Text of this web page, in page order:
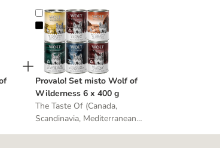
Monoprotein "Fiery Volcanoes"
Provalo! Set misto Wolf of Wilderness 6 x 400 g
Provalo! Set misto Wolf of
Wilderness 6 x 400 g
The Taste Of (Canada,
Scandinavia, Mediterranean,